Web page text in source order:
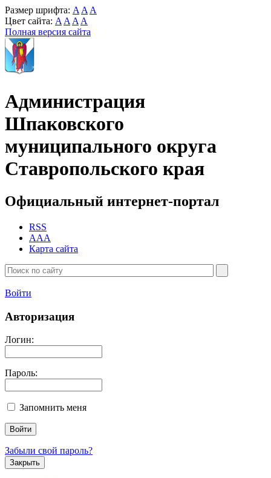
Размер шрифта: A A A
Цвет сайта: A A A A
Полная версия сайта
Администрация
Шпаковского
муниципального округа
Ставропольского края
Официальный интернет-портал
RSS
AAA
Карта сайта
Войти
Авторизация
Логин:
Пароль:
Запомнить меня
Забыли свой пароль?
Закрыть